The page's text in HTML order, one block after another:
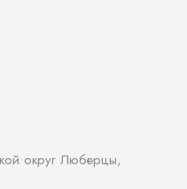
округ Люберцы,